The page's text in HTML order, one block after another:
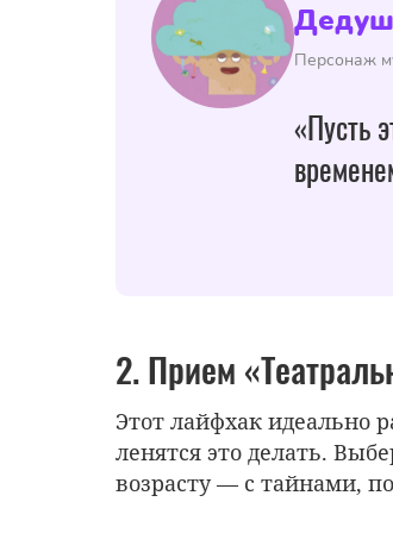
Персонаж
«Пусть
2. Прием
Этот лайфхак идеально
ленятся это делать.
возрасту — с тайнами,